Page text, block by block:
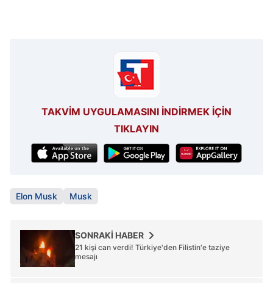
TAKVİM UYGULAMASINI İNDİRMEK İÇİN
TIKLAYIN
Elon Musk Musk
SONRAKİ HABER
21 kişi can verdi! Türkiye'den Filistin'e taziye
mesajı